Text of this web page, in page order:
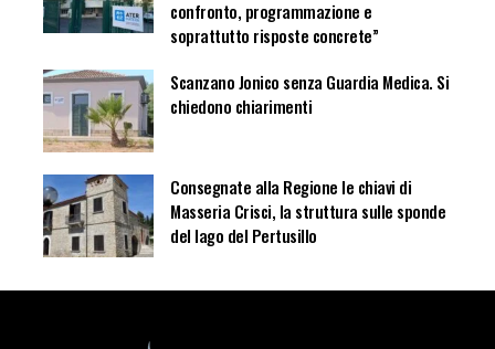
confronto, programmazione e
soprattutto risposte concrete”
Scanzano Jonico senza Guardia Medica. Si
chiedono chiarimenti
Consegnate alla Regione le chiavi di
Masseria Crisci, la struttura sulle sponde
del lago del Pertusillo